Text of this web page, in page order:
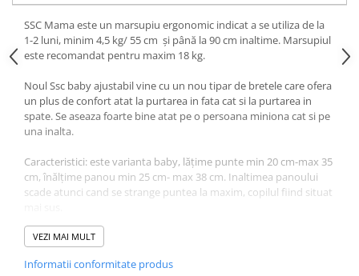
SSC Mama este un marsupiu ergonomic indicat a se utiliza de la
1-2 luni, minim 4,5 kg/ 55 cm și până la 90 cm inaltime. Marsupiul
este recomandat pentru maxim 18 kg.
Noul Ssc baby ajustabil vine cu un nou tipar de bretele care ofera
un plus de confort atat la purtarea in fata cat si la purtarea in
spate. Se aseaza foarte bine atat pe o persoana miniona cat si pe
una inalta.
Caracteristici: este varianta baby, lățime punte min 20 cm-max 35
cm, înălțime panou min 25 cm- max 38 cm. Inaltimea panoului
scade atunci cand se strange puntea la maxim, copilul fiind situat
Marsupiul este fabricat din bumbac certificat OEKO Tex 100 si
materialului fin si respirabil il recomandam in toate anotimpurile.
VEZI MAI MULT
Informatii conformitate produs